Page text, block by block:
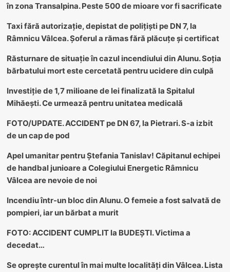
în zona Transalpina. Peste 500 de mioare vor fi sacrificate
Taxi fără autorizație, depistat de polițiști pe DN 7, la
Râmnicu Vâlcea. Șoferul a rămas fără plăcuțe și certificat
Răsturnare de situație în cazul incendiului din Alunu. Soția
bărbatului mort este cercetată pentru ucidere din culpă
Investiție de 1,7 milioane de lei finalizată la Spitalul
Mihăești. Ce urmează pentru unitatea medicală
FOTO/UPDATE. ACCIDENT pe DN 67, la Pietrari. S-a izbit
de un cap de pod
Apel umanitar pentru Ștefania Tanislav! Căpitanul echipei
de handbal junioare a Colegiului Energetic Râmnicu
Vâlcea are nevoie de noi
Incendiu într-un bloc din Alunu. O femeie a fost salvată de
pompieri, iar un bărbat a murit
FOTO: ACCIDENT CUMPLIT la BUDEȘTI. Victima a
decedat…
Se oprește curentul în mai multe localități din Vâlcea. Lista